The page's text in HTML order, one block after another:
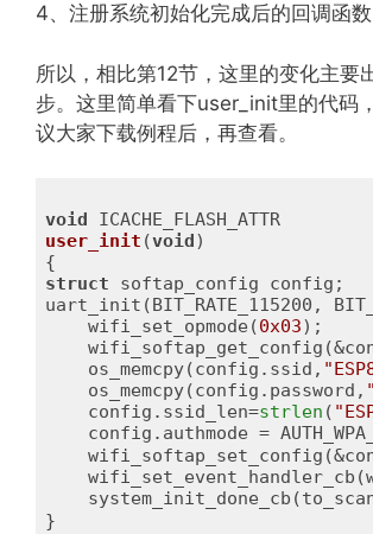
4、注册系统初始化完成后的回调函数
所以，相比第12节，这里的变化主要
步。这里简单看下user_init里的代码
议大家下载例程后，再查看。
void
ICACHE_FLASH_ATTR
user_init (void)
struct softap_config config;
uart_init(BIT_RATE_115200,
wifi_set_opmode(0x03);
os_memcpy(config.ssid,
os_memcpy(config.password,
config.ssid_len=strlen (
config.authmode =
}